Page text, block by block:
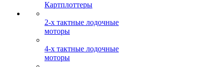
Картплоттеры
2-х тактные лодочные
моторы
4-х тактные лодочные
моторы